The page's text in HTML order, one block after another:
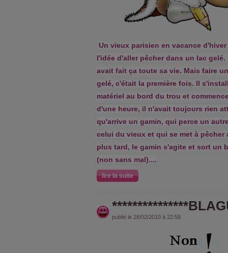
Un vieux parisien en vacance
l'idée d'aller pêcher dans un lac
avait fait ça toute sa vie. Mais faire
gelé, c'était la première fois. Il
matériel au bord du trou et
d'une heure, il n'avait toujours rien
qu'arrive un gamin, qui perce un
celui du vieux et qui se met à pêcher
plus tard, le gamin s'agite et sort un
(non sans mal)....
lire la suite
publié le 28/02/2010 à 22:58